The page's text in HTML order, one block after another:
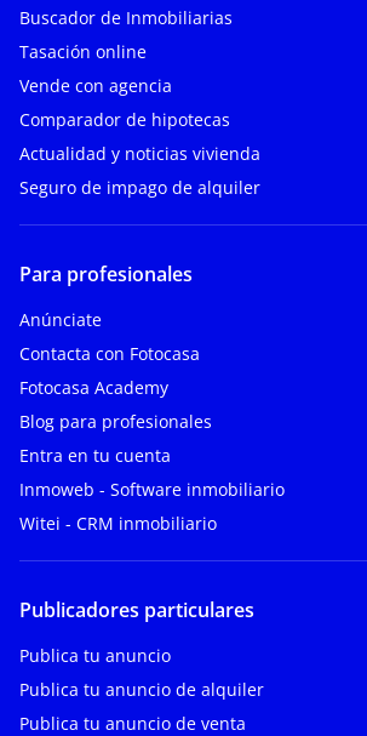
Buscador de Inmobiliarias
Tasación online
Vende con agencia
Comparador de hipotecas
Actualidad y noticias vivienda
Seguro de impago de alquiler
Para profesionales
Anúnciate
Contacta con Fotocasa
Fotocasa Academy
Blog para profesionales
Entra en tu cuenta
Inmoweb - Software inmobiliario
Witei - CRM inmobiliario
Publicadores particulares
Publica tu anuncio
Publica tu anuncio de alquiler
Publica tu anuncio de venta